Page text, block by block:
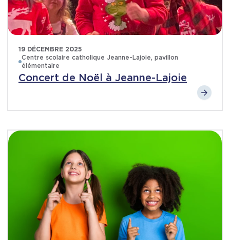
19 DÉCEMBRE 2025
Centre scolaire catholique Jeanne-Lajoie, pavillon
élémentaire
Concert de Noël à Jeanne-Lajoie